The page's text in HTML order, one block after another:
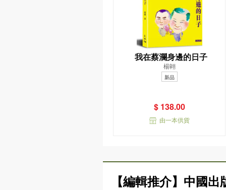
我在蔡瀾身邊的日子
楊翺
新品
$ 138.00
由一本供貨
【編輯推介】中國